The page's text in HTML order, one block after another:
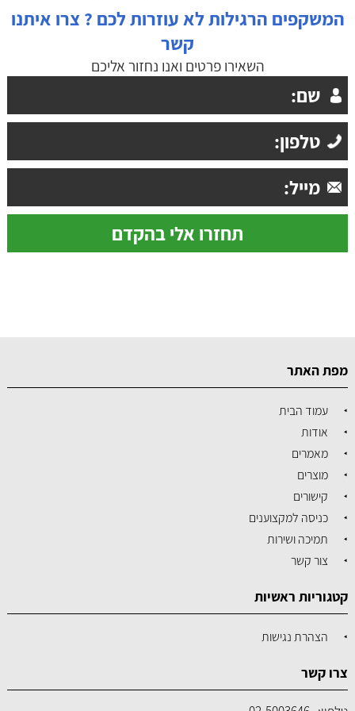
המשקפים הרגילות לא עוזרות לכם ? צרו איתנו
קשר
השאירו פרטים ואנו נחזור אליכם
מפת האתר
עמוד הבית
אודות
מאמרים
מוצרים
קישורים
כניסה למקצוענים
תמיכה ושירות
צור קשר
קטגוריות ראשיות
הצהרת נגישות
צרו קשר